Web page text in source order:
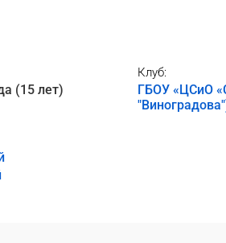
(15 лет)
Клуб:
ГБОУ «ЦСиО